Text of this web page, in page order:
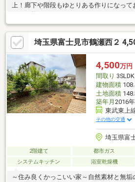
上！廊下や階段もゆとりある作りになっ
スペースです！◇カースペースの他にお庭
ング等楽しむ方にお勧めです！◇鶴瀬駅徒
歩11分の立地！スーパー、ドラッグストア
です！
埼玉県富士見市鶴瀬西２
4,500万円
間取り 3SLDK
建物面積
土地面積
築年月 2016
東武東上
その他の交通
埼玉県富
2階建て 都市ガス
システムキッチン
浴室乾燥機
～住み良くかっこいい家～自然素材と無